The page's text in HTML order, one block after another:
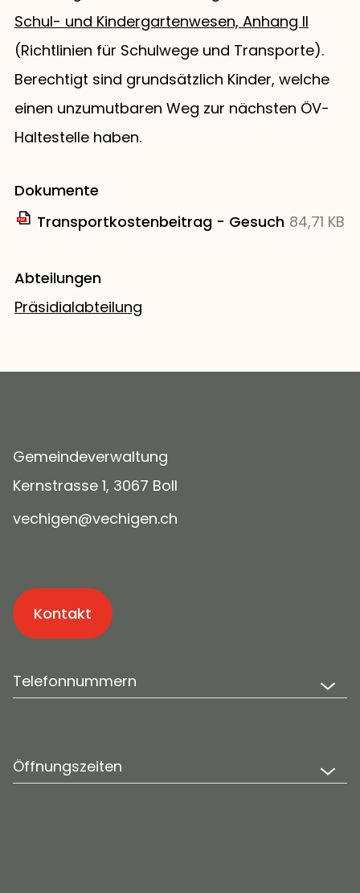
Schul- und Kindergartenwesen, Anhang II
(Richtlinien für Schulwege und Transporte).
Berechtigt sind grundsätzlich Kinder, welche
einen unzumutbaren Weg zur nächsten ÖV-
Haltestelle haben.
Dokumente
Transportkostenbeitrag - Gesuch 84,71 KB
Abteilungen
Präsidialabteilung
Gemeindeverwaltung
Kernstrasse 1, 3067 Boll
v ch g n v ch g n ch
Kontakt
Telefonnummern
Öffnungszeiten